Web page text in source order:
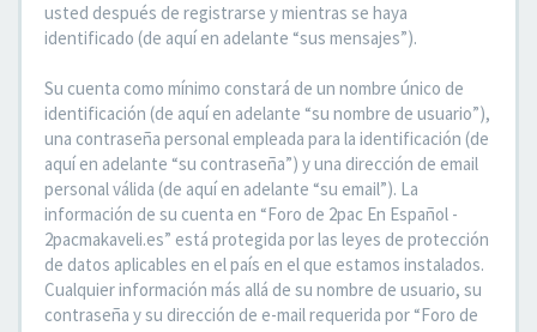
usted después de registrarse y mientras se haya
identificado (de aquí en adelante “sus mensajes”).
Su cuenta como mínimo constará de un nombre único de
identificación (de aquí en adelante “su nombre de usuario”),
una contraseña personal empleada para la identificación (de
aquí en adelante “su contraseña”) y una dirección de email
personal válida (de aquí en adelante “su email”). La
información de su cuenta en “Foro de 2pac En Español -
2pacmakaveli.es” está protegida por las leyes de protección
de datos aplicables en el país en el que estamos instalados.
Cualquier información más allá de su nombre de usuario, su
contraseña y su dirección de e-mail requerida por “Foro de